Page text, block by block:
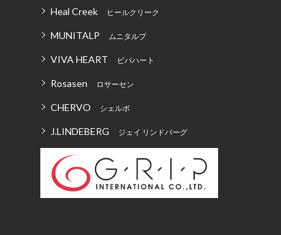
Heal Creek ヒールクリーク
MUNITALP ムニタルプ
VIVA HEART ビバハート
Rosasen ロサーセン
CHERVO シェルボ
J.LINDEBERG ジェイ リンドバーグ